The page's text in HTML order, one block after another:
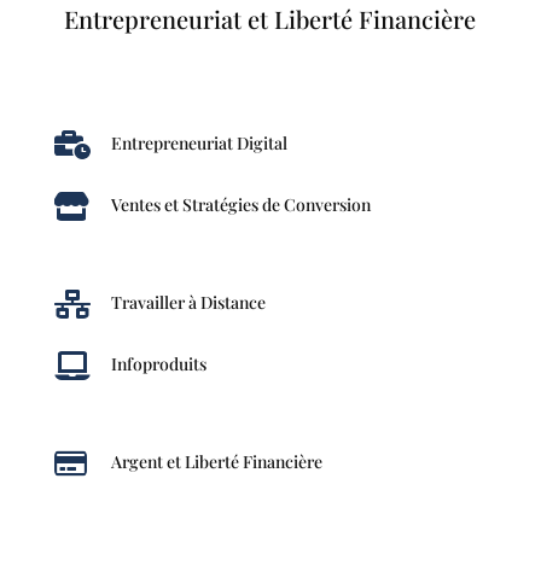
Entrepreneuriat et Liberté Financière
 Entrepreneuriat Digital
 Ventes et Stratégies de Conversion
 Travailler à Distance
 Infoproduits
 Argent et Liberté Financière